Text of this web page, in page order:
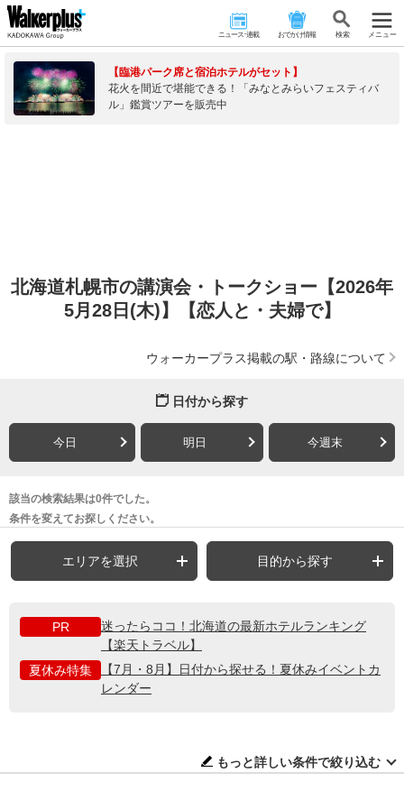
ニュース･連載 おでかけ情報 検 索 メニュー
【臨港パーク席と宿泊ホテルがセット】
花火を間近で堪能できる！「みなとみらいフェスティバ
ル」鑑賞ツアーを販売中
北海道札幌市の講演会・トークショー【2026年
5月28日(木)】【恋人と・夫婦で】
ウォーカープラス掲載の駅・路線について
日付から探す
今日 明日 今週末
該当の検索結果は0件でした。
条件を変えてお探しください。
エリアを選択 目的から探す
PR
迷ったらココ！北海道の最新ホテルランキング
【楽天トラベル】
夏休み特集
【7月・8月】日付から探せる！夏休みイベントカ
レンダー
もっと詳しい条件で絞り込む